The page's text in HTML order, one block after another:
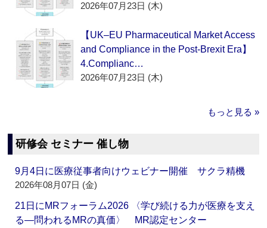
2026年07月23日 (木)
【UK–EU Pharmaceutical Market Access
and Compliance in the Post-Brexit Era】
4.Complianc…
2026年07月23日 (木)
もっと見る »
研修会 セミナー 催し物
9月4日に医療従事者向けウェビナー開催 サクラ精機
2026年08月07日 (金)
21日にMRフォーラム2026 〈学び続ける力が医療を支え
る―問われるMRの真価〉 MR認定センター